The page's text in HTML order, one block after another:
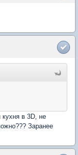
в 3D, не
Заранее